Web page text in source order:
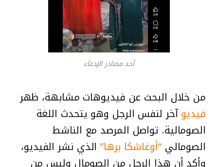
أحد مصادر الإدعاء
من خلال البحث عن فيديوهات مشابهة، ظهر
فيديوآخر لنفس الرجل وهو يتحدث اللغة
الصومالية. تواصل المرصد مع الناشط
الصومالي “أوغاشكا برها”الذي نشر الفيديو،